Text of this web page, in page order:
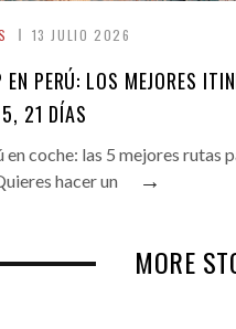
13 JULIO 2026
PERÚ: LOS MEJORES
21 DÍAS
coche: las 5 mejores rutas
hacer un
→
MORE